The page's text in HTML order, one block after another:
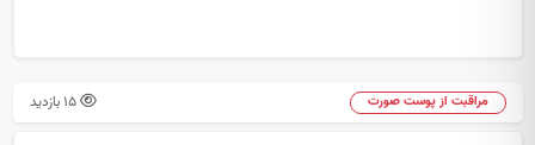
مراقبت از پوست صورت 15 بازدید